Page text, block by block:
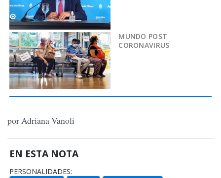
MUNDO POST
CORONAVIRUS
por Adriana Vanoli
EN ESTA NOTA
PERSONALIDADES: